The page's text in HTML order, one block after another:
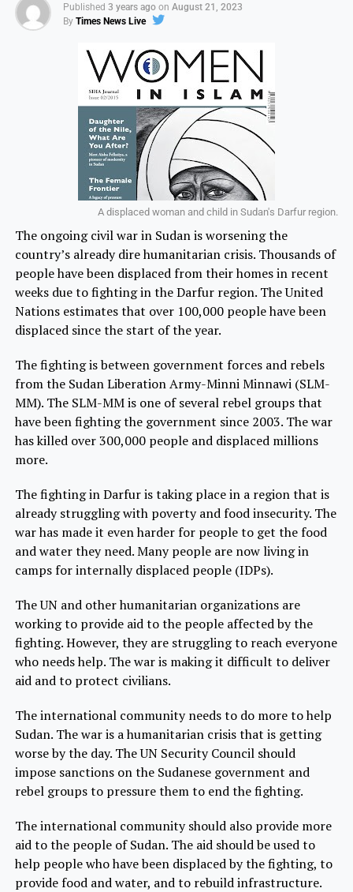
Published 3 years ago on August 21, 2023
By Times News Live
A displaced woman and child in Sudan's Darfur region.
The ongoing civil war in Sudan is worsening the
country’s already dire humanitarian crisis. Thousands of
people have been displaced from their homes in recent
weeks due to fighting in the Darfur region. The United
Nations estimates that over 100,000 people have been
displaced since the start of the year.
The fighting is between government forces and rebels
from the Sudan Liberation Army-Minni Minnawi (SLM-
MM). The SLM-MM is one of several rebel groups that
have been fighting the government since 2003. The war
has killed over 300,000 people and displaced millions
more.
The fighting in Darfur is taking place in a region that is
already struggling with poverty and food insecurity. The
war has made it even harder for people to get the food
and water they need. Many people are now living in
camps for internally displaced people (IDPs).
The UN and other humanitarian organizations are
working to provide aid to the people affected by the
fighting. However, they are struggling to reach everyone
who needs help. The war is making it difficult to deliver
aid and to protect civilians.
The international community needs to do more to help
Sudan. The war is a humanitarian crisis that is getting
worse by the day. The UN Security Council should
impose sanctions on the Sudanese government and
rebel groups to pressure them to end the fighting.
The international community should also provide more
aid to the people of Sudan. The aid should be used to
help people who have been displaced by the fighting, to
provide food and water, and to rebuild infrastructure.